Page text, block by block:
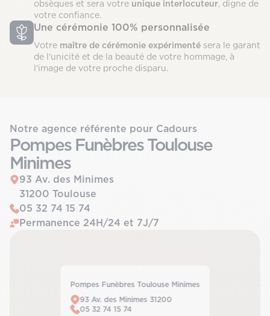
obsèques et sera votre unique interlocuteur , digne de
votre confiance.
Une cérémonie 100% personnalisée
Votre maître de cérémonie expérimenté sera le garant
de l’unicité et de la beauté de votre hommage, à
l’image de votre proche disparu.
Pompes Funèbres Toulouse Minimes
93 Av. des Minimes 31200
05 32 74 15 74
Notre agence référente pour Cadours
Pompes Funèbres Toulouse
Minimes
93 Av. des Minimes
31200 Toulouse
05 32 74 15 74
Permanence 24H/24 et 7J/7